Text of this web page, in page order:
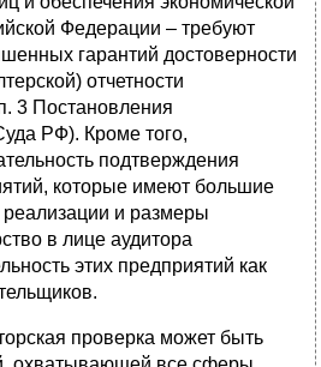
Федерации – требуют
гарантий достоверности
отчетности
3 Постановления
РФ). Кроме того,
подтверждения
которые имеют большие
и размеры
в лице аудитора
этих предприятий как
проверка может быть